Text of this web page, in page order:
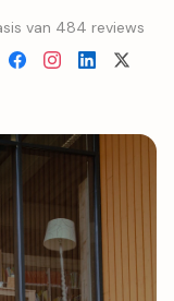
van 484 reviews